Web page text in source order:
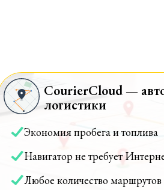
CourierCloud —
логистики
Экономия пробега и топлива
Навигатор не требует
Любое количество маршрутов